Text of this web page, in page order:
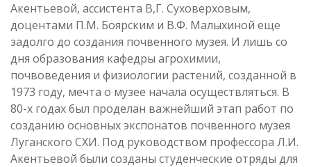
Акентьевой, ассистента В,Г. Суховерховым,
доцентами П.М. Боярским и В.Ф. Малыхиной еще
задолго до создания почвенного музея. И лишь со
дня образования кафедры агрохимии,
почвоведения и физиологии растений, созданной в
1973 году, мечта о музее начала осуществляться. В
80-х годах был проделан важнейший этап работ по
созданию основных экспонатов почвенного музея
Луганского СХИ. Под руководством профессора Л.И.
Акентьевой были созданы студенческие отряды для